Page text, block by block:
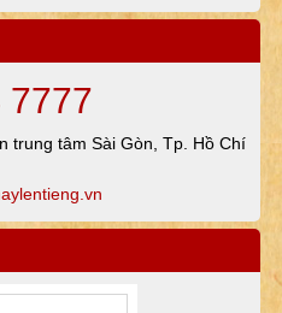
7777
trung tâm Sài Gòn, Tp. Hồ Chí